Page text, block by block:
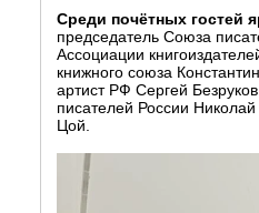
Среди почётных гостей
председатель Союза
Ассоциации
книжного союза
артист РФ Сергей
писателей России
Цой.